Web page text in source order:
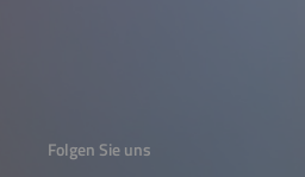
Folgen Sie uns